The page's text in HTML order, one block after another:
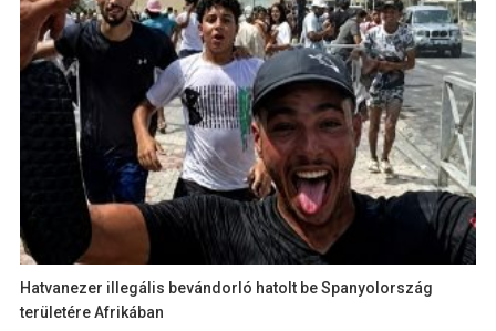
Hatvanezer illegális bevándorló hatolt be Spanyolország
területére Afrikában